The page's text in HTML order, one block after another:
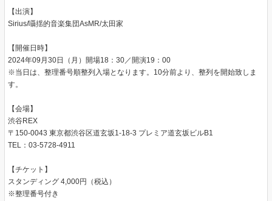
【出演】
Sirius/囁揺的音楽集団AsMR/太田家
【開催日時】
2024年09月30日（月）開場18：30／開演19：00
※当日は、整理番号順整列入場となります。10分前より、整列を開始致しま
す。
【会場】
渋谷REX
〒150-0043 東京都渋谷区道玄坂1-18-3 プレミア道玄坂ビルB1
TEL：03-5728-4911
【チケット】
スタンディング 4,000円（税込）
※整理番号付き